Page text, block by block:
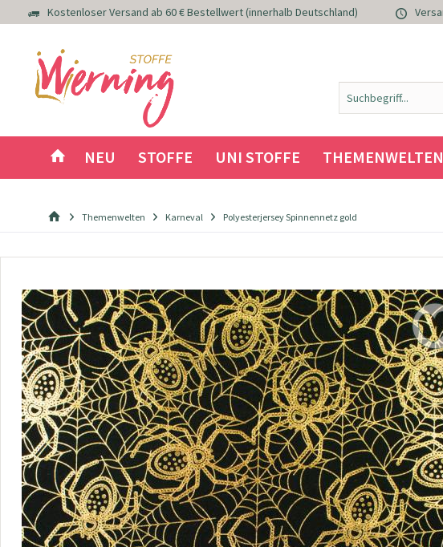
Kostenloser Versand ab 60 € Bestellwert (innerhalb Deutschland)
NEU STOFFE UNI STOFFE THEMENWELTEN
Themenwelten Karneval Polyesterjersey Spinnennetz gold